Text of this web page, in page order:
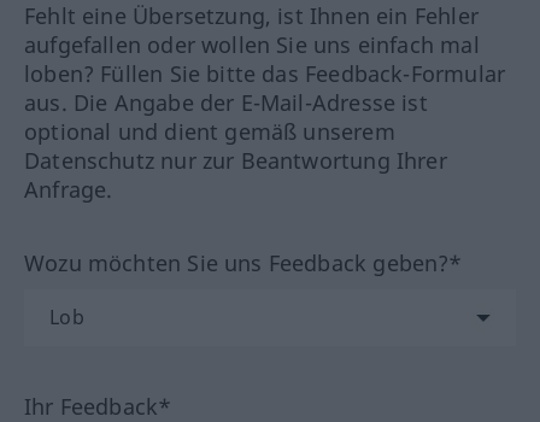
Fehlt eine Übersetzung, ist Ihnen ein Fehler
aufgefallen oder wollen Sie uns einfach mal
loben? Füllen Sie bitte das Feedback-Formular
aus. Die Angabe der E-Mail-Adresse ist
optional und dient gemäß unserem
Datenschutz nur zur Beantwortung Ihrer
Anfrage.
Wozu möchten Sie uns Feedback geben?*
Ihr Feedback*